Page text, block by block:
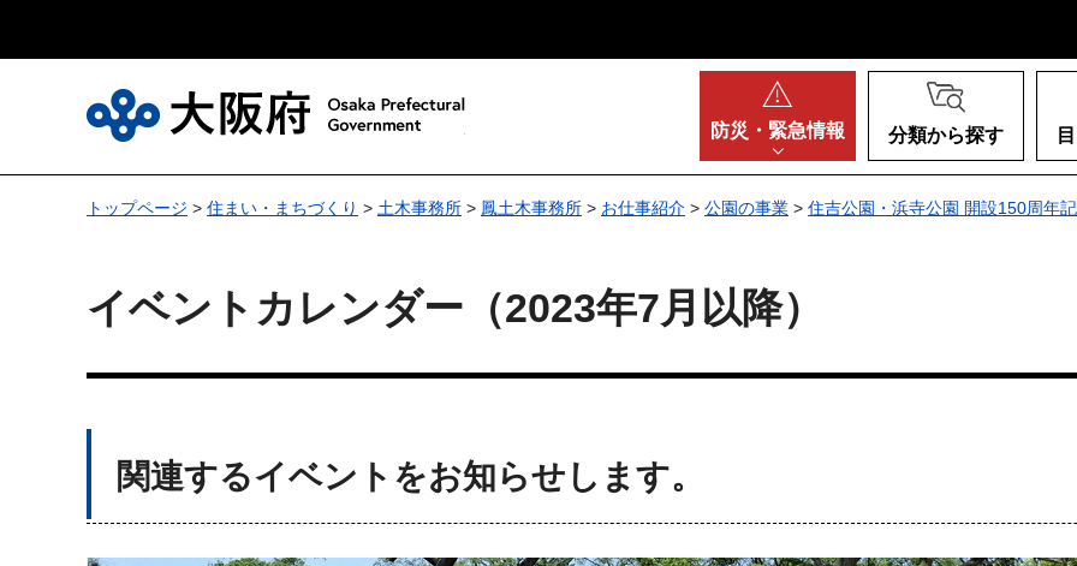
防災・ 緊急情報 分類から探す
トップページ > 住まい・まちづくり > 土木事務所 > 鳳土木事務所 > お仕事紹介 > 公園の事業 > 住吉公園・浜寺公園 開設150周年
イベントカレンダー（2023年7月以降）
関連するイベントをお知らせします。